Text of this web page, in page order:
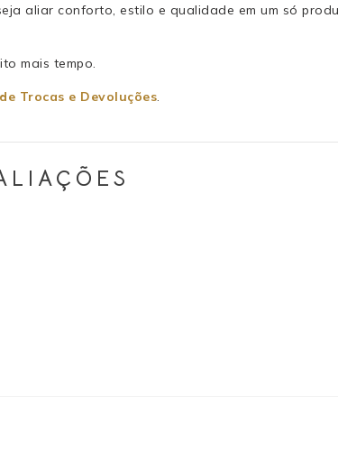
aliar conforto, estilo e qualidade em um só
mais tempo.
Trocas e Devoluções